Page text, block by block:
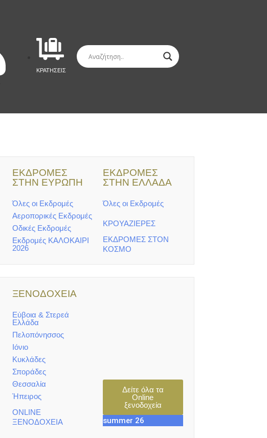
ΚΡΑΤΗΣΕΙΣ
ΕΚΔΡΟΜΕΣ
ΣΤΗΝ ΕΥΡΩΠΗ
Όλες οι Εκδρομές
Αεροπορικές Εκδρομές
Οδικές Εκδρομές
Εκδρομές ΚΑΛΟΚΑΙΡΙ
2026
ΕΚΔΡΟΜΕΣ
ΣΤΗΝ ΕΛΛΑΔΑ
Όλες οι Εκδρομές
ΚΡΟΥΑΖΙΕΡΕΣ
ΕΚΔΡΟΜΕΣ ΣΤΟΝ
ΚΟΣΜΟ
ΞΕΝΟΔΟΧΕΙΑ
Εύβοια & Στερεά
Ελλάδα
Πελοπόνησσος
Ιόνιο
Κυκλάδες
Σποράδες
Θεσσαλία
Ήπειρος
ONLINE
ΞΕΝΟΔΟΧΕΙΑ
Δείτε όλα τα
Online
ξενοδοχεία
summer 26